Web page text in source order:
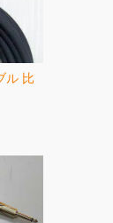
ル 比